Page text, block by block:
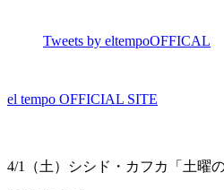
Tweets by eltempoOFFICAL
el tempo OFFICIAL SITE
4/1（土）シシド・カフカ「土曜